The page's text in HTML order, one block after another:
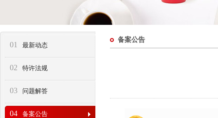
01 最新动态
02 特许法规
03 问题解答
04 备案公告
备案公告